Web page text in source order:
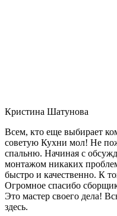
Кристина Шатунова
Всем, кто еще выбирает
советую Кухни мол! Не
спальню. Начиная с
монтажом никаких
быстро и качественно. К
Огромное спасибо
Это мастер своего дела!
здесь.